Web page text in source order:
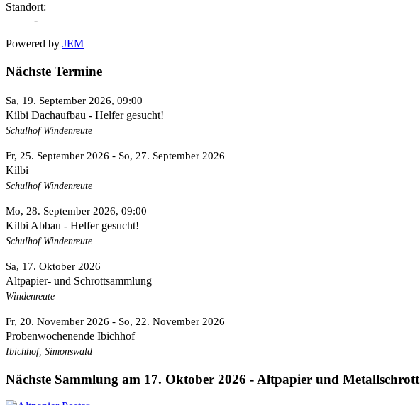
Standort:
-
Powered by JEM
Nächste Termine
Sa, 19. September 2026, 09:00
Kilbi Dachaufbau - Helfer gesucht!
Schulhof Windenreute
Fr, 25. September 2026 - So, 27. September 2026
Kilbi
Schulhof Windenreute
Mo, 28. September 2026, 09:00
Kilbi Abbau - Helfer gesucht!
Schulhof Windenreute
Sa, 17. Oktober 2026
Altpapier- und Schrottsammlung
Windenreute
Fr, 20. November 2026 - So, 22. November 2026
Probenwochenende Ibichhof
Ibichhof, Simonswald
Nächste Sammlung am 17. Oktober 2026 - Altpapier und Metallschrott